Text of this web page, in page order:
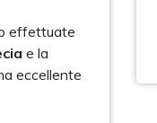
effettuate
e la
eccellente